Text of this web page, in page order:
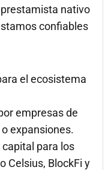
nativo
confiables
el ecosistema
empresas de
expansiones.
para los
Celsius, BlockFi y